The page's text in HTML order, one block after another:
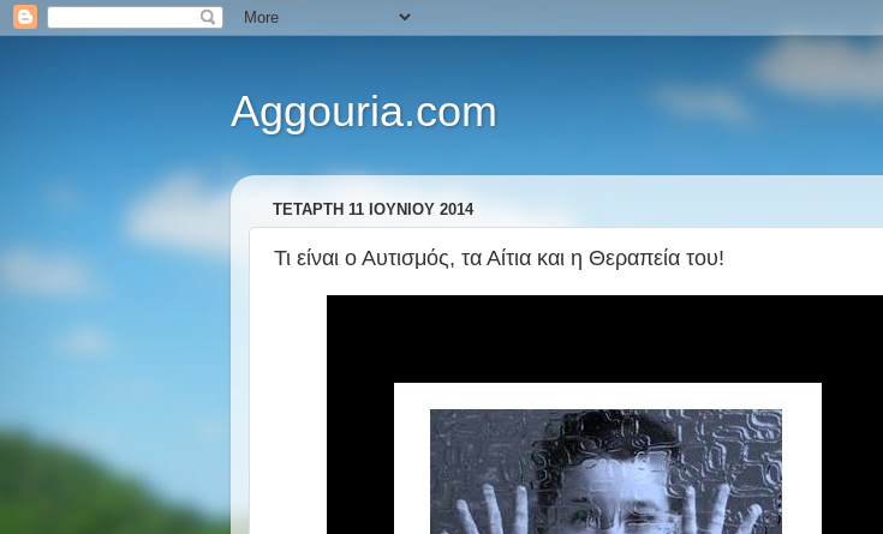
Aggouria.com
ΤΕΤΆΡΤΗ 11 ΙΟΥΝΊΟΥ 2014
Τι είναι ο Αυτισμός, τα Αίτια και η Θεραπεία του!